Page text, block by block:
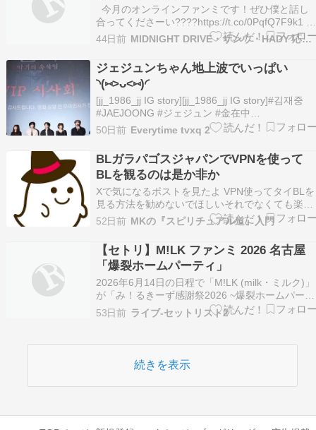
今月のオンラインファンミです！ぜひ僕と話し
合ってくださーい????https://t.co/0PqfQ7F9k1 —
HADY (@ideahady) 2026年6月23日 6/27にテフ
ンとたくさんお話できますので、皆さん要チェッ
クですよ～❗???? ランキング参加…
44日前 MIDNIGHT DRIVE・サンウ・HADY 応援三昧
ジェジュンちゃん地上波でいっぱい
◝(⑅>ᴗ<⑅)◜
[jj_1986_jj IG story][jj_1986_jj IG story]#김재중
#JAEJOONG #ジェジュン #金在中
pic.twitter.com/9okfElYZXs— JAEMORIZE
(@jaemorize126) 2026年6月17日 ありがとう…
50日前 Everytime tvxq 2
BLガラパゴスジャパンでVPNを使って
BLを観るのは是か非か
Xで気になるポストを見たよ VPN使ってタイBLを
見る方法を勧めないでほしいそれでなくても楽天
TVでの売り上げが微妙なのに っていうやつ 以下
は、あくまでもアメリカ住んでて、VPNナシでほ
とんどのBLが問題なく見れている私の独断且つ、
単なる思いつき意見です。 私も以前、「VPN…
52日前 MKの『スピリチュアル道』入門
【セトリ】M!LK ファンミ 2026 名古屋
「爆裂ホームパーティ」
2026年6月14日の日程で「M!LK (milk・ミルク)」
が「み！るきーず感謝祭2026 ~爆裂ホームパーテ
ィー~」と言うタイトル名のファンミーティング
ツアー コンサート ライブ 公演を「日本特殊陶業
開催したらしいよ。 インター…
53日前 ライブ-セットリスト2
続きを表示